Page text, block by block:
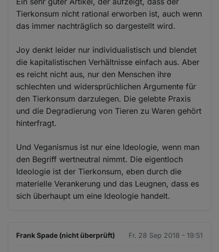
Tierkonsum nicht rational erworben ist, auch wenn
das immer nachträglich so dargestellt wird.
Joy denkt leider nur individualistisch und blendet
die kapitalistischen Verhältnisse einfach aus. Aber
es reicht nicht aus, nur den Menschen ihre
schlechten und widersprüchlichen Argumente für
den Tierkonsum darzulegen. Die gelebte Praxis
und die Degradierung von Tieren zu Waren gehört
hinterfragt.
Und Veganismus ist nur eine Ideologie, wenn man
den Begriff wertneutral nimmt. Die eigentloch
Ideologie ist der Tierkonsum, eben durch die
materielle Verankerung und das Leugnen, dass es
sich überhaupt um eine Ideologie handelt.
Frank Spade (nicht überprüft) Fr. 28 Sep 2018 - 19:51